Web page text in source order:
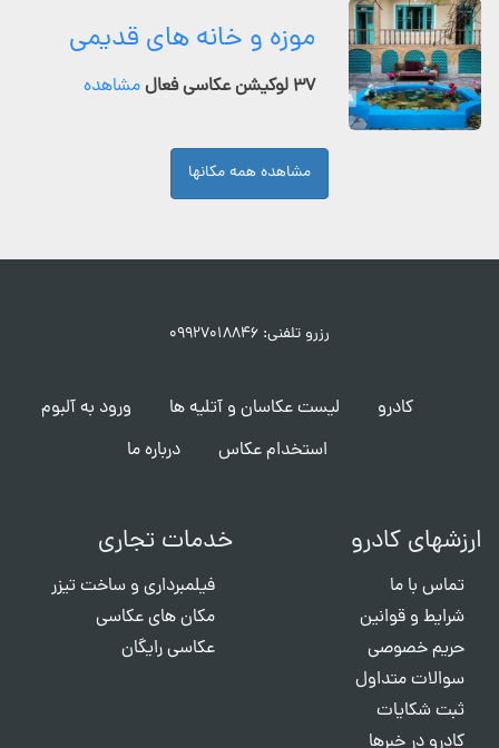
موزه و خانه های قدیمی
۳۷ لوکیشن عکاسی فعال مشاهده
مشاهده همه مکانها
رزرو تلفنی: ۰۹۹۲۷۰۱۸۸۴۶
کادرو لیست عکاسان و آتلیه ها
ورود به آلبوم
استخدام عکاس
درباره ما
ارزشهای کادرو
تماس با ما
شرایط و قوانین
حریم خصوصی
سوالات متداول
ثبت شکایات
کادرو در خبرها
خدمات تجاری
فیلمبرداری و ساخت تیزر
مکان های عکاسی
عکاسی رایگان